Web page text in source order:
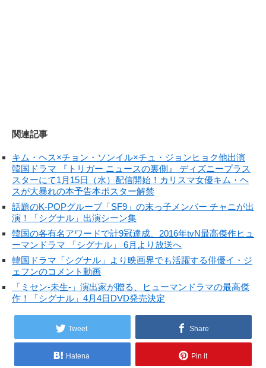
関連記事
キム・ヘス×チョン・ソンイル×チュ・ジョンヒョク他出演
韓国ドラマ 『トリガー ニュースの裏側』 ディズニープラス
スターにて1月15日（水）配信開始！カリスマ女優キム・ヘ
スが大暴れの本予告本ポスター解禁
話題のK-POPグループ「SF9」の末っ子メンバー チャニが出
演！「シグナル」出演シーン集
韓国の各有名アワードで計9冠達成、2016年tvN最高傑作ヒュ
ーマンドラマ 「シグナル」 6月より放送へ
韓国ドラマ「シグナル」より映画界でも活躍する俳優イ・ジ
ェフンのコメント動画
「ミセン-未生-」演出家が贈る、ヒューマンドラマの最高傑
作！「シグナル」4月4日DVD発売決定
Tweet Share
Hatena Pin it